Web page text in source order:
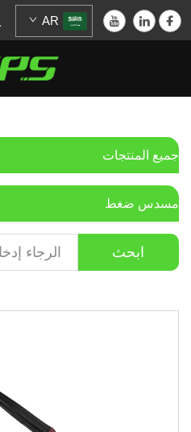
AR
جميع المنتجات
مسدس ضغط
ابحث